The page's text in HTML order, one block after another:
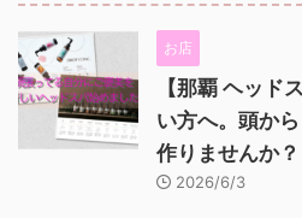
お店
【那覇 ヘッド
い方へ。頭か
作りませんか？
2026/6/3